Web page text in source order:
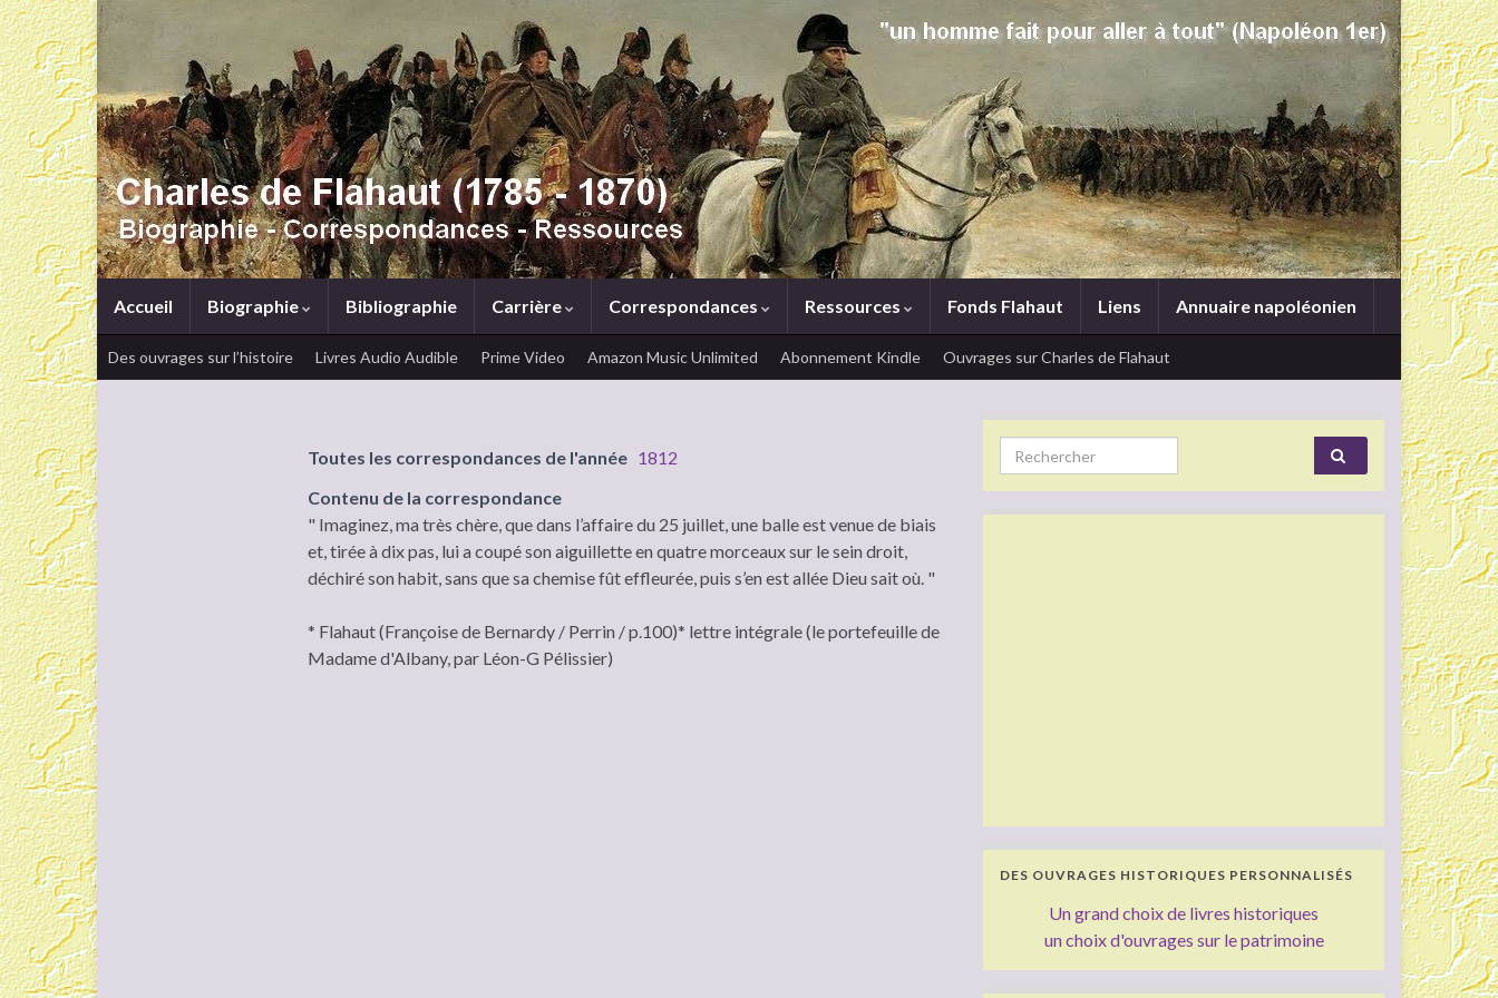
Accueil Biographie Bibliographie Carrière Correspondances Ressources Fonds Flahaut Liens Annuaire napoléonien
Des ouvrages sur l’histoire Livres Audio Audible Prime Video Amazon Music Unlimited Abonnement Kindle Ouvrages sur Charles de Flahaut
Toutes les correspondances de l'année 1812
Contenu de la correspondance
" Imaginez, ma très chère, que dans l’affaire du 25 juillet, une balle est venue de biais
et, tirée à dix pas, lui a coupé son aiguillette en quatre morceaux sur le sein droit,
déchiré son habit, sans que sa chemise fût effleurée, puis s’en est allée Dieu sait où. "
* Flahaut (Françoise de Bernardy / Perrin / p.100)* lettre intégrale (le portefeuille de
Madame d'Albany, par Léon-G Pélissier)
Search for:
DES OUVRAGES HISTORIQUES PERSONNALISÉS
Un grand choix de livres historiques
un choix d'ouvrages sur le patrimoine